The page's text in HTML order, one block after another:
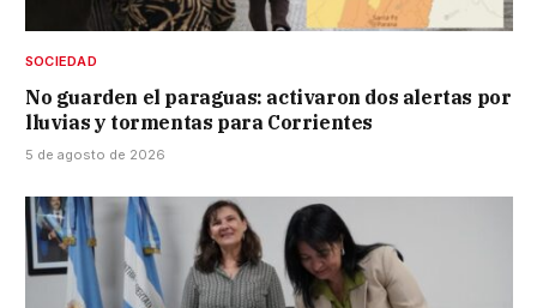
SOCIEDAD
No guarden el paraguas: activaron dos alertas por
lluvias y tormentas para Corrientes
5 de agosto de 2026